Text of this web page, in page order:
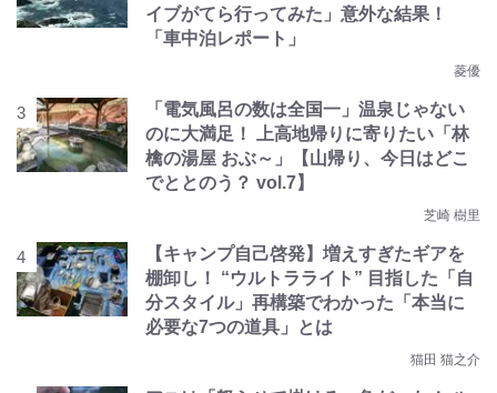
イブがてら行ってみた」意外な結果！
「車中泊レポート」
菱優
「電気風呂の数は全国一」温泉じゃない
のに大満足！ 上高地帰りに寄りたい「林
檎の湯屋 おぶ～」【山帰り、今日はどこ
でととのう？ vol.7】
芝崎 樹里
【キャンプ自己啓発】増えすぎたギアを
棚卸し！ “ウルトラライト” 目指した「自
分スタイル」再構築でわかった「本当に
必要な7つの道具」とは
猫田 猫之介